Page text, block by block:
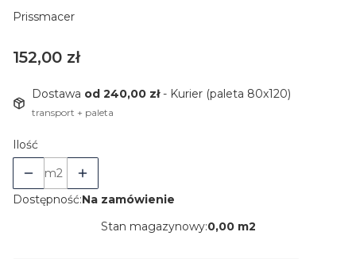
Prissmacer
Cena
152,00 zł
Dostawa od 240,00 zł- Kurier (paleta 80x120)
transport + paleta
Ilość
m2
Dostępność:Na zamówienie
Stan magazynowy:0,00 m2